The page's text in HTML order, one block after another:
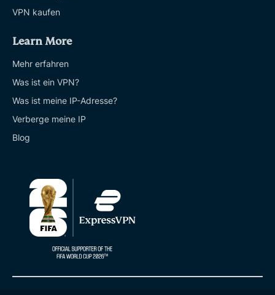
VPN kaufen
Learn More
Mehr erfahren
Was ist ein VPN?
Was ist meine IP-Adresse?
Verberge meine IP
Blog